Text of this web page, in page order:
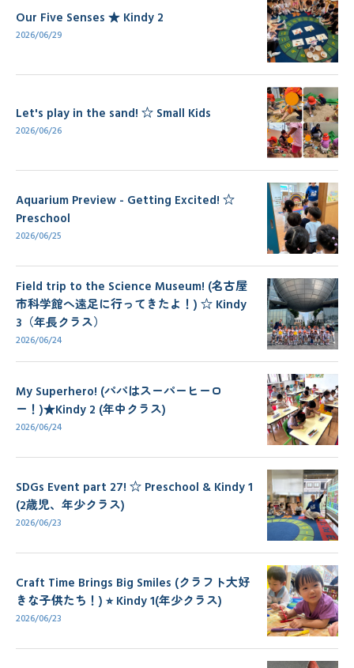
Our Five Senses ★ Kindy 2
2026/06/29
Let's play in the sand! ☆ Small Kids
2026/06/26
Aquarium Preview - Getting Excited! ☆
Preschool
2026/06/25
Field trip to the Science Museum! (名古屋
市科学館へ遠足に行ってきたよ！) ☆ Kindy
3（年長クラス）
2026/06/24
My Superhero! (パパはスーパーヒーロ
ー！)★Kindy 2 (年中クラス)
2026/06/24
SDGs Event part 27! ☆ Preschool & Kindy 1
(2歳児、年少クラス)
2026/06/23
Craft Time Brings Big Smiles (クラフト大好
きな子供たち！) ⭐︎ Kindy 1(年少クラス)
2026/06/23